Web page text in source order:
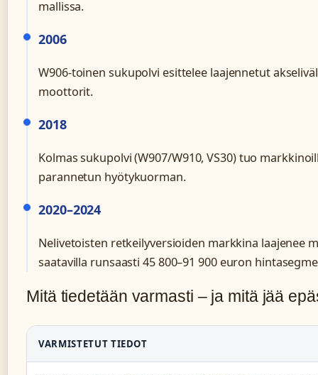
mallissa.
2006
W906-toinen sukupolvi esittelee laajennetut
moottorit.
2018
Kolmas sukupolvi (W907/W910, VS30) tuo
parannetun hyötykuorman.
2020–2024
Nelivetoisten retkeilyversioiden markkina laajenee
saatavilla runsaasti 45 800–91 900 euron
Mitä tiedetään varmasti – ja mitä jää
VARMISTETUT TIEDOT